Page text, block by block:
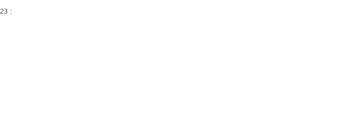
: